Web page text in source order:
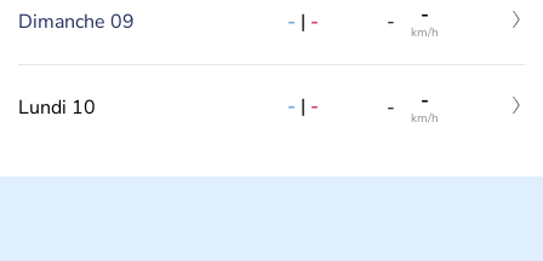
Dimanche 09 - | - - -
km/h
Lundi 10 - | - - -
km/h